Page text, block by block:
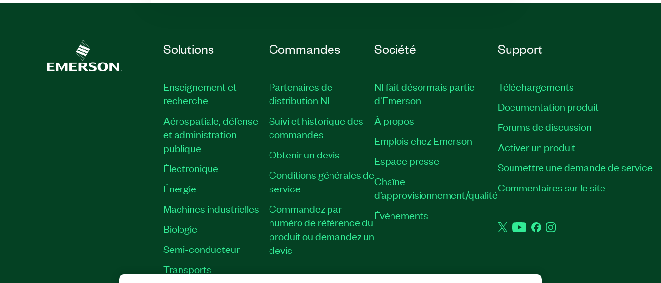
Solutions
Enseignement et
recherche
Aérospatiale, défense
et administration
publique
Électronique
Énergie​
Machines industrielles
Biologie
Semi-conducteur
Transports
Commandes
Partenaires de
distribution NI
Suivi et historique des
commandes
Obtenir un devis
Conditions générales de
service
Commandez par
numéro de référence du
produit ou demandez un
devis
Société
NI fait désormais partie
d'Emerson
À propos
Emplois chez Emerson
Espace presse
Chaîne
d’approvisionnement/qualité
Événements
Support
Téléchargements
Documentation produit
Forums de discussion
Activer un produit
Soumettre une demande de service
Commentaires sur le site
TwitterYouTubeFacebookInstagram